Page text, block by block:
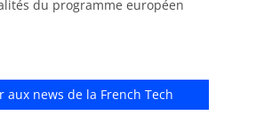
du programme européen
aux news de la French Tech